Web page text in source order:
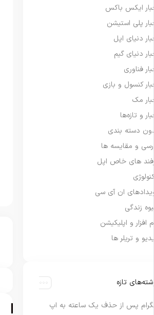
اخبار ایکس باکس
اخبار پلی استیشن
اخبار دنیای اپل
اخبار دنیای گیم
اخبار فناوری
اخبار کنسول و بازی
اخبار مک
اخبار و تازه‌ها
بدون دسته بندی
بررسی و مقایسه ها
ترفند های خاص اپل
تکنولوژی
رویدادهای ان آی سی
شیوه زندگی
نرم افزار و اپلیکیشن
ویدیو و تریلر ها
نوشته‌های تازه
تلگرام پس از حذف یک ساعته به اپ